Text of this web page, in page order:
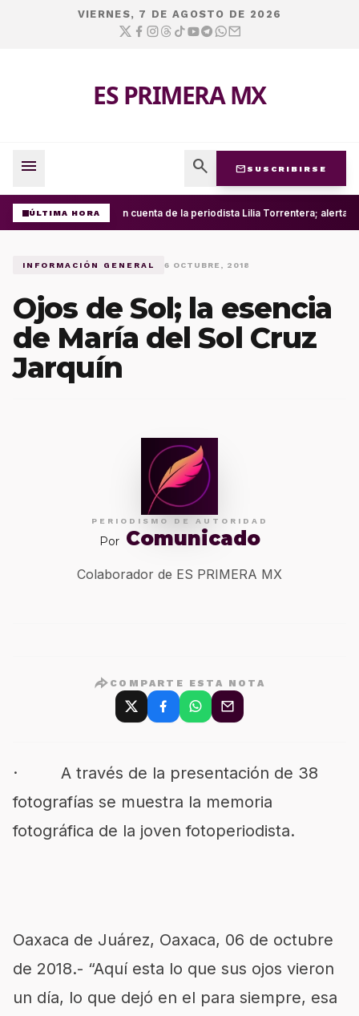
VIERNES, 7 DE AGOSTO DE 2026
ES PRIMERA MX
menu search mail SUSCRIBIRSE
ÚLTIMA HORARoban cuenta de la periodista Lilia Torrentera; alerta
INFORMACIÓN GENERAL 6 OCTUBRE, 2018
Ojos de Sol; la esencia
de María del Sol Cruz
Jarquín
PERIODISMO DE AUTORIDAD
Por Comunicado
Colaborador de ES PRIMERA MX
COMPARTE ESTA NOTA
· A través de la presentación de 38
fotografías se muestra la memoria
fotográfica de la joven fotoperiodista.
Oaxaca de Juárez, Oaxaca, 06 de octubre
de 2018.- “Aquí esta lo que sus ojos vieron
un día, lo que dejó en el para siempre, esa